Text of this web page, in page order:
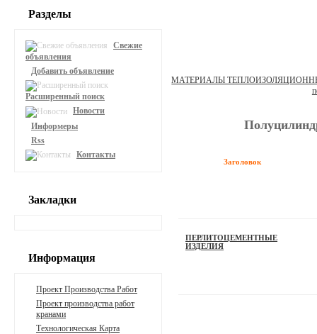
МАТЕРИАЛЫ
Заголовок
ПЕРЛИТОЦЕМЕНТНЫЕ
ИЗДЕЛИЯ
Разделы
Свежие
объявления
Добавить объявление
Расширенный поиск
Новости
Информеры
Rss
Контакты
Закладки
Информация
Проект Производства Работ
Проект производства работ
кранами
Технологическая Карта